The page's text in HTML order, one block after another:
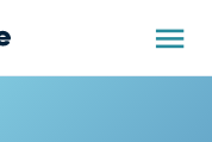
menu